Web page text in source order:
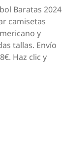
Baratas 2024
camisetas
y
tallas. Envío
Haz clic y